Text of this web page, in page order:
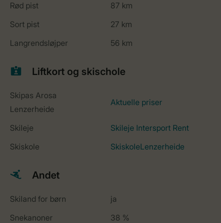
Rød pist
87 km
Sort pist
27 km
Langrendsløjper
56 km
Liftkort og skischole
Skipas Arosa
Lenzerheide
Aktuelle priser
Skileje
Skileje Intersport Rent
Skiskole
SkiskoleLenzerheide
Andet
Skiland for børn
ja
Snekanoner
38 %